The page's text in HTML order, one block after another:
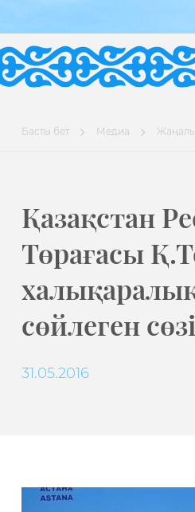
Басты бет Медиа
Қазақстан
Төрағасы
сөйлеген сөзі
31.05.2016